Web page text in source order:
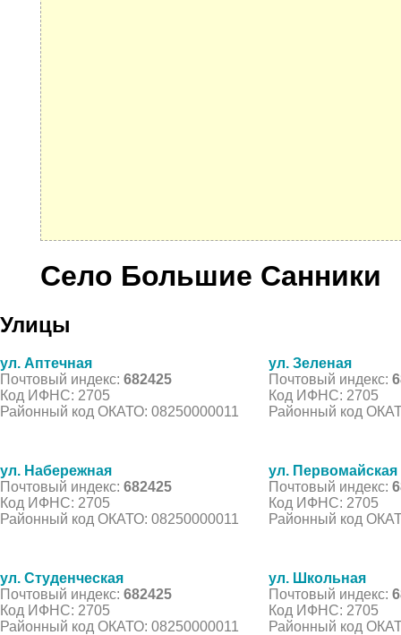
Село Большие Санники
Улицы
ул. Аптечная
Почтовый индекс: 682425
Код ИФНС: 2705
Районный код ОКАТО: 08250000011
ул. Зеленая
Почтовый индекс:
Код ИФНС: 2705
Районный код
ул. Набережная
Почтовый индекс: 682425
Код ИФНС: 2705
Районный код ОКАТО: 08250000011
ул. Первомайская
Почтовый индекс:
Код ИФНС: 2705
Районный код
ул. Студенческая
Почтовый индекс: 682425
Код ИФНС: 2705
Районный код ОКАТО: 08250000011
ул. Школьная
Почтовый индекс:
Код ИФНС: 2705
Районный код